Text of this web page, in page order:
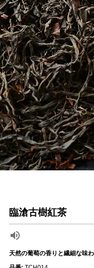
臨滄古樹紅茶
天然の葡萄の香りと繊細な味